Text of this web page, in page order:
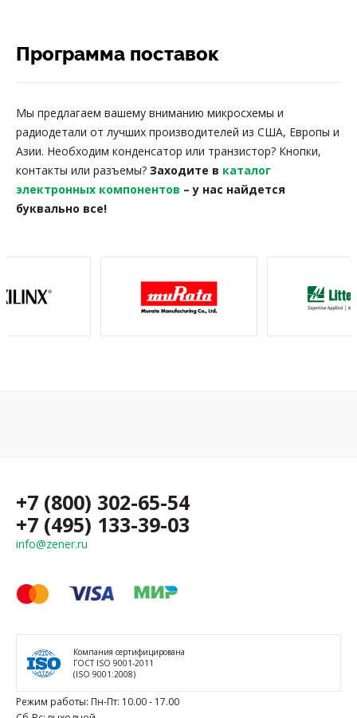
Программа поставок
Мы предлагаем вашему вниманию микросхемы и
радиодетали от лучших производителей из США, Европы и
Азии. Необходим конденсатор или транзистор? Кнопки,
контакты или разъемы? Заходите в каталог
электронных компонентов – у нас найдется
буквально все!
+7 (800) 302-65-54
+7 (495) 133-39-03
info@zener.ru
Компания сертифицирована
ГОСТ ISO 9001-2011
(ISO 9001:2008)
Режим работы: Пн-Пт: 10.00 - 17.00